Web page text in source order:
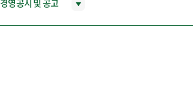
경영공시 및 공고